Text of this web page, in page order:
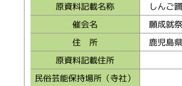
原資料記載名称
しんご
催会名
願成就祭
住 所
鹿児島
原資料記載住所
民俗芸能保持場所（寺社）